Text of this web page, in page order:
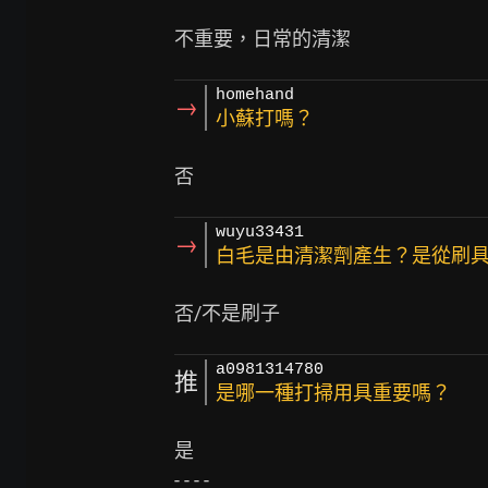
→ homehand
小蘇打嗎？
→ wuyu33431
白毛是由清潔劑產生？是從刷
推 a0981314780
是哪一種打掃用具重要嗎？
是
- - - -